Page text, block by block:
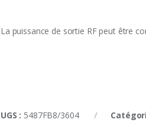
La puissance de sortie RF peut être
UGS : 5487FB8/3604